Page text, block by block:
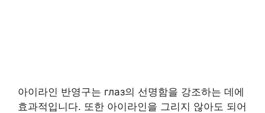
아이라인 반영구는 глаз의 선명함을 강조하는 데에
효과적입니다. 또한 아이라인을 그리지 않아도 되어